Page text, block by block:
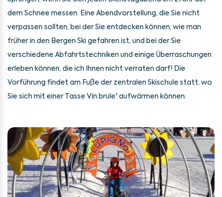
dem Schnee messen. Eine Abendvorstellung, die Sie nicht
verpassen sollten, bei der Sie entdecken können, wie man
früher in den Bergen Ski gefahren ist, und bei der Sie
verschiedene Abfahrtstechniken und einige Überraschungen
erleben können, die ich Ihnen nicht verraten darf! Die
Vorführung findet am Fuße der zentralen Skischule statt, wo
Sie sich mit einer Tasse Vin brule' aufwärmen können.